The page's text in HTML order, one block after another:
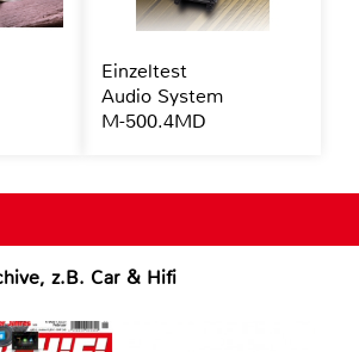
z.B. Car & Hifi
Einzeltest
Audio System
M-500.4MD